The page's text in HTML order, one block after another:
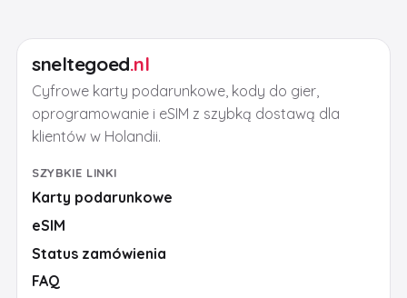
sneltegoed.nl
Cyfrowe karty podarunkowe, kody do gier,
oprogramowanie i eSIM z szybką dostawą dla
klientów w Holandii.
SZYBKIE LINKI
Karty podarunkowe
eSIM
Status zamówienia
FAQ